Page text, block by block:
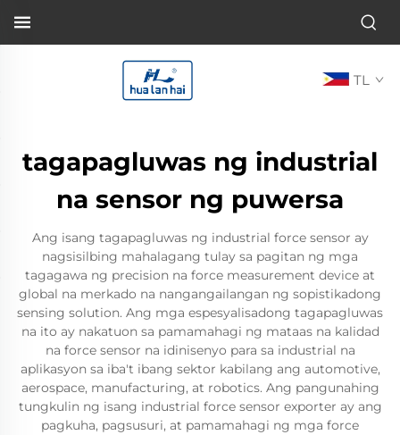
TL
tagapagluwas ng industrial
na sensor ng puwersa
Ang isang tagapagluwas ng industrial force sensor ay
nagsisilbing mahalagang tulay sa pagitan ng mga
tagagawa ng precision na force measurement device at
global na merkado na nangangailangan ng sopistikadong
sensing solution. Ang mga espesyalisadong tagapagluwas
na ito ay nakatuon sa pamamahagi ng mataas na kalidad
na force sensor na idinisenyo para sa industrial na
aplikasyon sa iba't ibang sektor kabilang ang automotive,
aerospace, manufacturing, at robotics. Ang pangunahing
tungkulin ng isang industrial force sensor exporter ay ang
pagkuha, pagsusuri, at pamamahagi ng mga force